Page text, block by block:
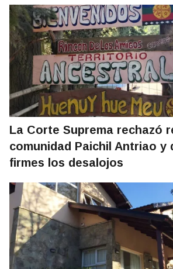
La Corte Suprema rechazó
comunidad Paichil Antriao y
firmes los desalojos